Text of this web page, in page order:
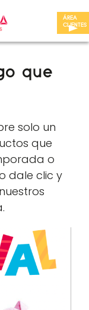
ÁREA
CLIENTES
que
solo un
que
o
dale clic y